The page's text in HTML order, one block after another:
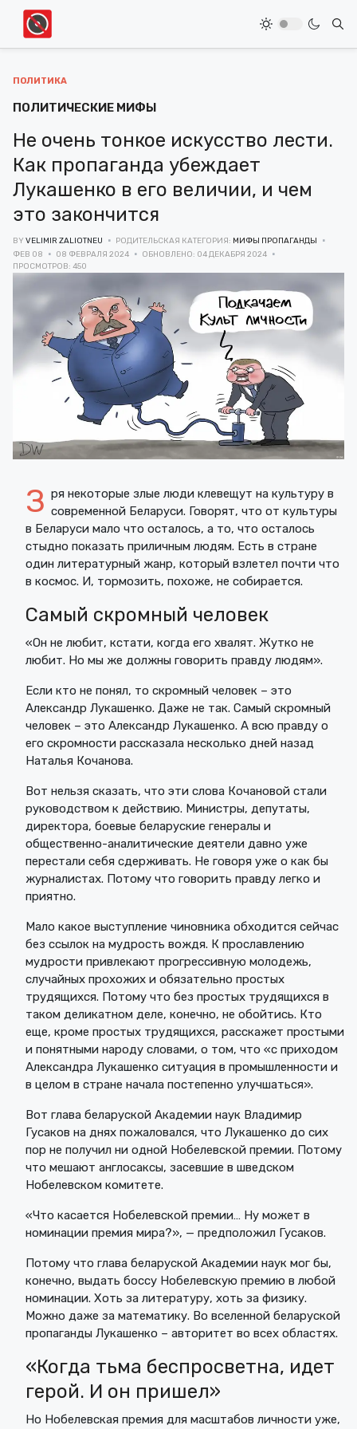
ПОЛИТИКА
ПОЛИТИЧЕСКИЕ МИФЫ
Не очень тонкое искусство лести.
Как пропаганда убеждает
Лукашенко в его величии, и чем
это закончится
BY VELIMIR ZALIOTNEU РОДИТЕЛЬСКАЯ КАТЕГОРИЯ: МИФЫ ПРОПАГАНДЫ
ФЕВ 08
08 ФЕВРАЛЯ 2024
ОБНОВЛЕНО: 04 ДЕКАБРЯ 2024
ПРОСМОТРОВ: 450
З ря некоторые злые люди клевещут на культуру в
современной Беларуси. Говорят, что от культуры
в Беларуси мало что осталось, а то, что осталось
стыдно показать приличным людям. Есть в стране
один литературный жанр, который взлетел почти что
в космос. И, тормозить, похоже, не собирается.
Самый скромный человек
«Он не любит, кстати, когда его хвалят. Жутко не
любит. Но мы же должны говорить правду людям».
Если кто не понял, то скромный человек – это
Александр Лукашенко. Даже не так. Самый скромный
человек – это Александр Лукашенко. А всю правду о
его скромности рассказала несколько дней назад
Наталья Кочанова.
Вот нельзя сказать, что эти слова Кочановой стали
руководством к действию. Министры, депутаты,
директора, боевые беларуские генералы и
общественно-аналитические деятели давно уже
перестали себя сдерживать. Не говоря уже о как бы
журналистах. Потому что говорить правду легко и
приятно.
Мало какое выступление чиновника обходится сейчас
без ссылок на мудрость вождя. К прославлению
мудрости привлекают прогрессивную молодежь,
случайных прохожих и обязательно простых
трудящихся. Потому что без простых трудящихся в
таком деликатном деле, конечно, не обойтись. Кто
еще, кроме простых трудящихся, расскажет простыми
и понятными народу словами, о том, что «с приходом
Александра Лукашенко ситуация в промышленности и
в целом в стране начала постепенно улучшаться».
Вот глава беларуской Академии наук Владимир
Гусаков на днях пожаловался, что Лукашенко до сих
пор не получил ни одной Нобелевской премии. Потому
что мешают англосаксы, засевшие в шведском
Нобелевском комитете.
«Что касается Нобелевской премии… Ну может в
номинации премия мира?», — предположил Гусаков.
Потому что глава беларуской Академии наук мог бы,
конечно, выдать боссу Нобелевскую премию в любой
номинации. Хоть за литературу, хоть за физику.
Можно даже за математику. Во вселенной беларуской
пропаганды Лукашенко – авторитет во всех областях.
«Когда тьма беспросветна, идет
герой. И он пришел»
Но Нобелевская премия для масштабов личности уже,